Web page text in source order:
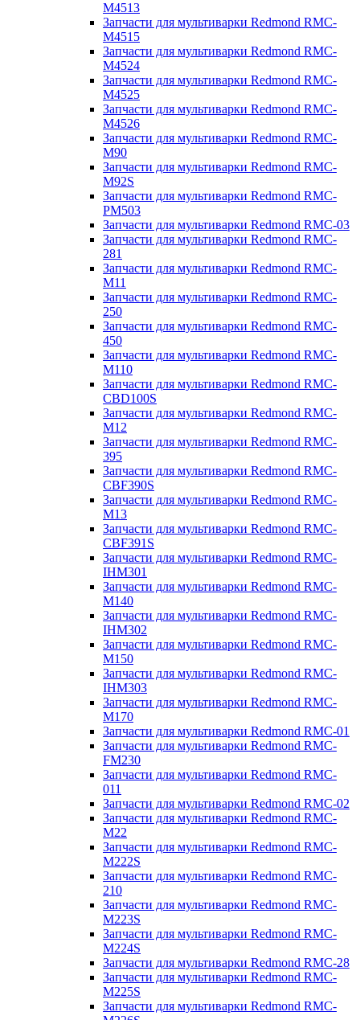
M4513
Запчасти для мультиварки Redmond RMC-
M4515
Запчасти для мультиварки Redmond RMC-
M4524
Запчасти для мультиварки Redmond RMC-
M4525
Запчасти для мультиварки Redmond RMC-
M4526
Запчасти для мультиварки Redmond RMC-
M90
Запчасти для мультиварки Redmond RMC-
M92S
Запчасти для мультиварки Redmond RMC-
PM503
Запчасти для мультиварки Redmond RMC-03
Запчасти для мультиварки Redmond RMC-
281
Запчасти для мультиварки Redmond RMC-
M11
Запчасти для мультиварки Redmond RMC-
250
Запчасти для мультиварки Redmond RMC-
450
Запчасти для мультиварки Redmond RMC-
M110
Запчасти для мультиварки Redmond RMC-
CBD100S
Запчасти для мультиварки Redmond RMC-
M12
Запчасти для мультиварки Redmond RMC-
395
Запчасти для мультиварки Redmond RMC-
CBF390S
Запчасти для мультиварки Redmond RMC-
M13
Запчасти для мультиварки Redmond RMC-
CBF391S
Запчасти для мультиварки Redmond RMC-
IHM301
Запчасти для мультиварки Redmond RMC-
M140
Запчасти для мультиварки Redmond RMC-
IHM302
Запчасти для мультиварки Redmond RMC-
M150
Запчасти для мультиварки Redmond RMC-
IHM303
Запчасти для мультиварки Redmond RMC-
M170
Запчасти для мультиварки Redmond RMC-01
Запчасти для мультиварки Redmond RMC-
FM230
Запчасти для мультиварки Redmond RMC-
011
Запчасти для мультиварки Redmond RMC-02
Запчасти для мультиварки Redmond RMC-
M22
Запчасти для мультиварки Redmond RMC-
M222S
Запчасти для мультиварки Redmond RMC-
210
Запчасти для мультиварки Redmond RMC-
M223S
Запчасти для мультиварки Redmond RMC-
M224S
Запчасти для мультиварки Redmond RMC-28
Запчасти для мультиварки Redmond RMC-
M225S
Запчасти для мультиварки Redmond RMC-